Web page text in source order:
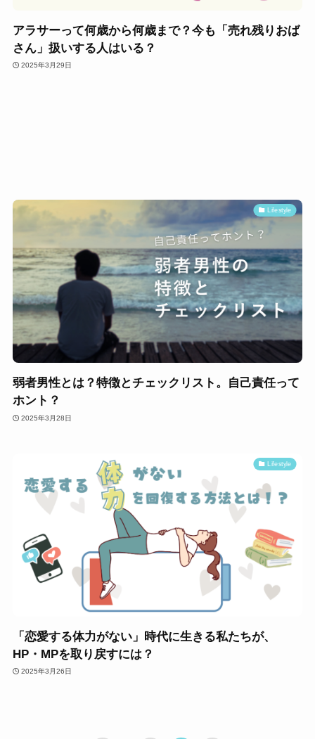
アラサーって何歳から何歳まで？今も「売れ残りおば
さん」扱いする人はいる？
2025年3月29日
Lifestyle
弱者男性とは？特徴とチェックリスト。自己責任って
ホント？
2025年3月28日
Lifestyle
「恋愛する体力がない」時代に生きる私たちが、
HP・MPを取り戻すには？
2025年3月26日